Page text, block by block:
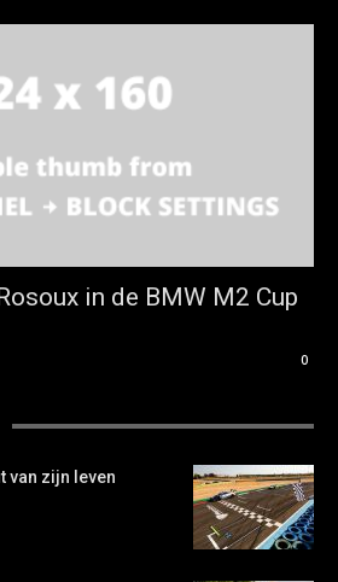
in de BMW M2 Cup
0
van zijn leven